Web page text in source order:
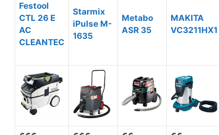
Festool
CTL 26 E
AC
CLEANTEC
Starmix
iPulse M-
1635
Metabo
ASR 35
MAKITA
VC3211HX1